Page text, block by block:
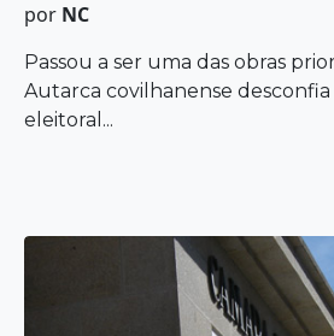
por NC
Passou a ser uma das obras
Autarca covilhanense
eleitoral...